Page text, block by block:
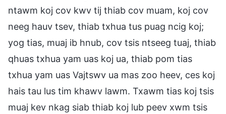
ntawm koj cov kwv tij thiab cov muam, koj cov
neeg hauv tsev, thiab txhua tus puag ncig koj;
yog tias, muaj ib hnub, cov tsis ntseeg tuaj, thiab
qhuas txhua yam uas koj ua, thiab pom tias
txhua yam uas Vajtswv ua mas zoo heev, ces koj
hais tau lus tim khawv lawm. Txawm tias koj tsis
muaj kev nkag siab thiab koj lub peev xwm tsis